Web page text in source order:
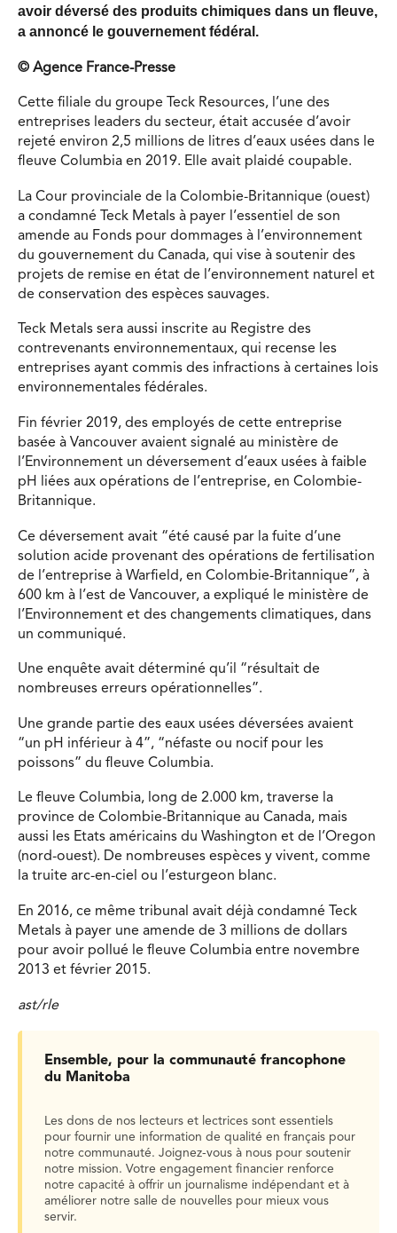
avoir déversé des produits chimiques dans un fleuve,
a annoncé le gouvernement fédéral.
© Agence France-Presse
Cette filiale du groupe Teck Resources, l’une des
entreprises leaders du secteur, était accusée d’avoir
rejeté environ 2,5 millions de litres d’eaux usées dans le
fleuve Columbia en 2019. Elle avait plaidé coupable.
La Cour provinciale de la Colombie-Britannique (ouest)
a condamné Teck Metals à payer l’essentiel de son
amende au Fonds pour dommages à l’environnement
du gouvernement du Canada, qui vise à soutenir des
projets de remise en état de l’environnement naturel et
de conservation des espèces sauvages.
Teck Metals sera aussi inscrite au Registre des
contrevenants environnementaux, qui recense les
entreprises ayant commis des infractions à certaines lois
environnementales fédérales.
Fin février 2019, des employés de cette entreprise
basée à Vancouver avaient signalé au ministère de
l’Environnement un déversement d’eaux usées à faible
pH liées aux opérations de l’entreprise, en Colombie-
Britannique.
Ce déversement avait “été causé par la fuite d’une
solution acide provenant des opérations de fertilisation
de l’entreprise à Warfield, en Colombie-Britannique”, à
600 km à l’est de Vancouver, a expliqué le ministère de
l’Environnement et des changements climatiques, dans
un communiqué.
Une enquête avait déterminé qu’il “résultait de
nombreuses erreurs opérationnelles”.
Une grande partie des eaux usées déversées avaient
“un pH inférieur à 4”, “néfaste ou nocif pour les
poissons” du fleuve Columbia.
Le fleuve Columbia, long de 2.000 km, traverse la
province de Colombie-Britannique au Canada, mais
aussi les Etats américains du Washington et de l’Oregon
(nord-ouest). De nombreuses espèces y vivent, comme
la truite arc-en-ciel ou l’esturgeon blanc.
En 2016, ce même tribunal avait déjà condamné Teck
Metals à payer une amende de 3 millions de dollars
pour avoir pollué le fleuve Columbia entre novembre
2013 et février 2015.
ast/rle
Ensemble, pour la communauté francophone
du Manitoba
Les dons de nos lecteurs et lectrices sont essentiels
pour fournir une information de qualité en français pour
notre communauté. Joignez-vous à nous pour soutenir
notre mission. Votre engagement financier renforce
notre capacité à offrir un journalisme indépendant et à
améliorer notre salle de nouvelles pour mieux vous
servir.